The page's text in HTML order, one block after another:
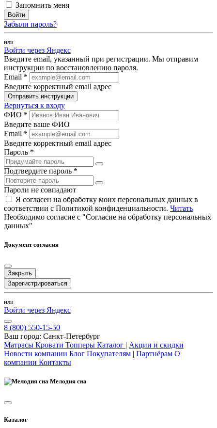
Запомнить меня
Войти
Забыли пароль?
или
Войти через Яндекс
Введите email, указанный при регистрации. Мы отправим
инструкции по восстановлению пароля.
Email *
Введите корректный email адрес
Отправить инструкции
Вернуться к входу
ФИО *
Введите ваше ФИО
Email *
Введите корректный email адрес
Пароль *
Подтвердите пароль *
Пароли не совпадают
Я согласен на обработку моих персональных данных в
соответствии с Политикой конфиденциальности. Читать
Необходимо согласие с "Согласие на обработку персональных
данных"
Документ согласия
Закрыть
Зарегистрироваться
или
Войти через Яндекс
8 (800) 550-15-50
Ваш город: Санкт-Петербург
Матрасы Кровати Топперы Каталог | Акции и скидки
Новости компании Блог Покупателям | Партнёрам О
компании Контакты
Мелодия сна
Каталог